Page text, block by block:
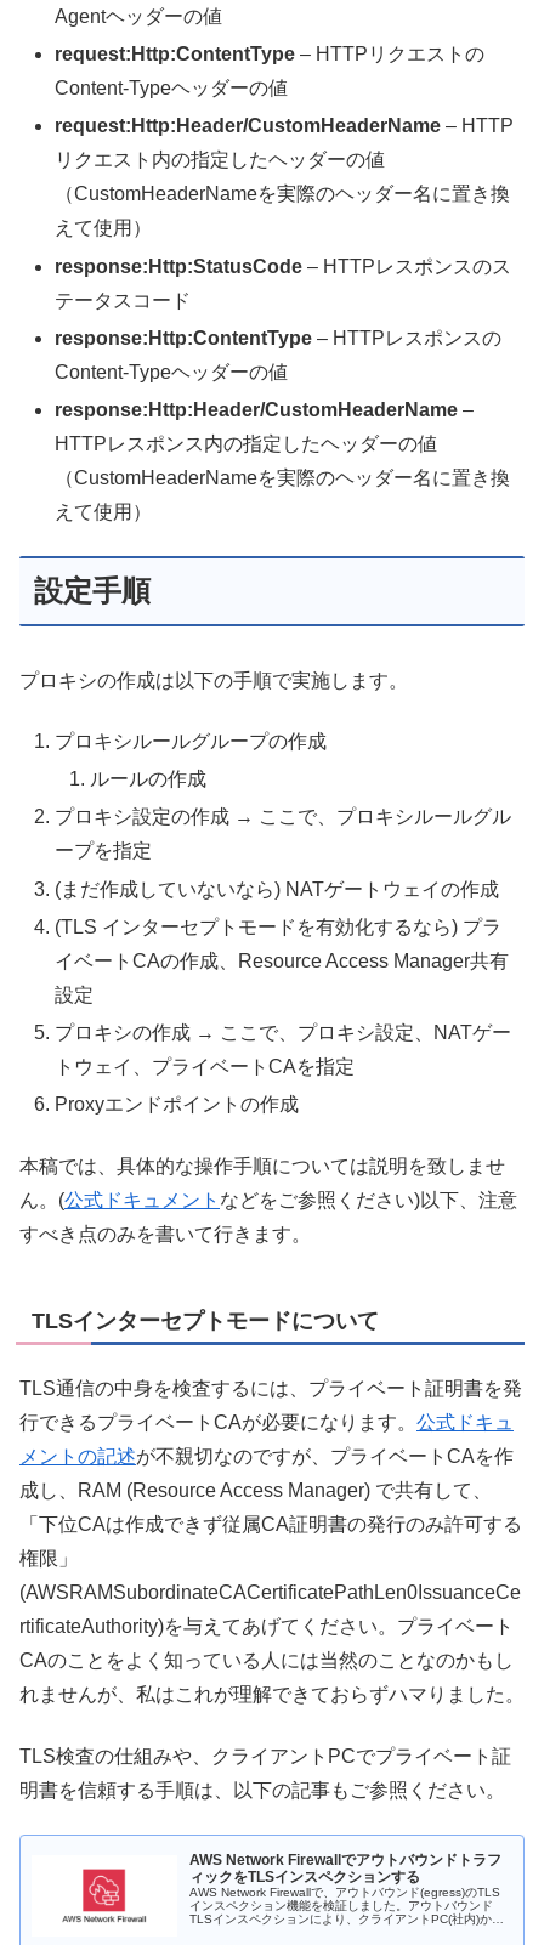
Agentヘッダーの値
request:Http:ContentType – HTTPリクエストの
Content-Typeヘッダーの値
request:Http:Header/CustomHeaderName – HTTP
リクエスト内の指定したヘッダーの値
（CustomHeaderNameを実際のヘッダー名に置き換
えて使用）
response:Http:StatusCode – HTTPレスポンスのス
テータスコード
response:Http:ContentType – HTTPレスポンスの
Content-Typeヘッダーの値
response:Http:Header/CustomHeaderName –
HTTPレスポンス内の指定したヘッダーの値
（CustomHeaderNameを実際のヘッダー名に置き換
えて使用）
設定手順
プロキシの作成は以下の手順で実施します。
プロキシルールグループの作成
ルールの作成
プロキシ設定の作成 → ここで、プロキシルールグル
ープを指定
(まだ作成していないなら) NATゲートウェイの作成
(TLS インターセプトモードを有効化するなら) プラ
イベートCAの作成、Resource Access Manager共有
設定
プロキシの作成 → ここで、プロキシ設定、NATゲー
トウェイ、プライベートCAを指定
Proxyエンドポイントの作成
本稿では、具体的な操作手順については説明を致しませ
ん。(公式ドキュメント などをご参照ください)以下、注意
すべき点のみを書いて行きます。
TLSインターセプトモードについて
TLS通信の中身を検査するには、プライベート証明書を発
行できるプライベートCAが必要になります。 公式ドキュ
メントの記述が不親切なのですが、プライベートCAを作
成し、RAM (Resource Access Manager) で共有して、
「下位CAは作成できず従属CA証明書の発行のみ許可する
権限」
(AWSRAMSubordinateCACertificatePathLen0IssuanceCe
rtificateAuthority)を与えてあげてください。プライベート
CAのことをよく知っている人には当然のことなのかもし
れませんが、私はこれが理解できておらずハマりました。
TLS検査の仕組みや、クライアントPCでプライベート証
明書を信頼する手順は、以下の記事もご参照ください。
AWS Network Firewallでアウトバウンドトラフ
ィックをTLSインスペクションする
AWS Network Firewallで、アウトバウンド(egress)のTLS
インスペクション機能を検証しました。アウトバウンド
TLSインスペクションにより、クライアントPC(社内)から